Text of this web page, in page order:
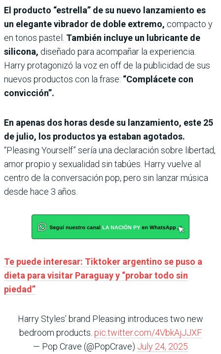
El producto “estrella” de su nuevo lanzamiento es
un elegante vibrador de doble extremo, compacto y
en tonos pastel. También incluye un lubricante de
silicona, diseñado para acompañar la experiencia.
Harry protagonizó la voz en off de la publicidad de sus
nuevos productos con la frase: “Complácete con
convicción”.
En apenas dos horas desde su lanzamiento, este 25
de julio, los productos ya estaban agotados.
“Pleasing Yourself” sería una declaración sobre libertad,
amor propio y sexualidad sin tabúes. Harry vuelve al
centro de la conversación pop, pero sin lanzar música
desde hace 3 años.
Te puede interesar: Tiktoker argentino se puso a
dieta para visitar Paraguay y “probar todo sin
piedad”
Harry Styles’ brand Pleasing introduces two new
bedroom products. pic.twitter.com/4VbkAjJJXF
— Pop Crave (@PopCrave) July 24, 2025